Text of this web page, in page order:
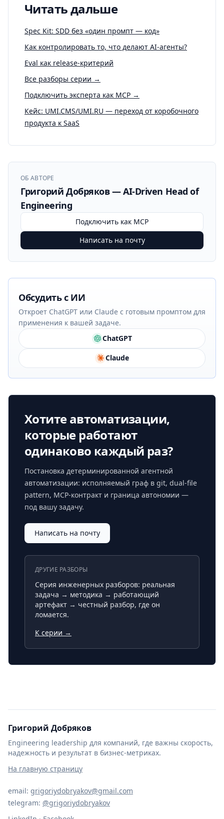
Читать дальше
Spec Kit: SDD без «один промпт — код»
Как контролировать то, что делают AI-агенты?
Eval как release-критерий
Все разборы серии →
Подключить эксперта как MCP →
Кейс: UMI.CMS/UMI.RU — переход от коробочного
продукта к SaaS
ОБ АВТОРЕ
Григорий Добряков — AI-Driven Head of
Engineering
Подключить как MCP
Написать на почту
Обсудить с ИИ
Откроет ChatGPT или Claude с готовым промптом для
применения к вашей задаче.
ChatGPT
Claude
Хотите автоматизации,
которые работают
одинаково каждый раз?
Постановка детерминированной агентной
автоматизации: исполняемый граф в git, dual-file
pattern, MCP-контракт и граница автономии —
под вашу задачу.
Написать на почту
ДРУГИЕ РАЗБОРЫ
Серия инженерных разборов: реальная
задача → методика → работающий
артефакт → честный разбор, где он
ломается.
К серии →
Григорий Добряков
Engineering leadership для компаний, где важны скорость,
надежность и результат в бизнес-метриках.
На главную страницу
email: grigoriydobryakov@gmail.com
telegram: @grigoriydobryakov